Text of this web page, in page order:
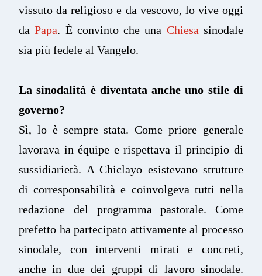
vissuto da religioso e da vescovo, lo vive oggi
daPapa. È convinto che una Chiesa sinodale
sia più fedele al Vangelo.
La sinodalità è diventata anche uno stile di
governo?
Sì, lo è sempre stata. Come priore generale
lavorava in équipe e rispettava il principio di
sussidiarietà. A Chiclayo esistevano strutture
di corresponsabilità e coinvolgeva tutti nella
redazione del programma pastorale. Come
prefetto ha partecipato attivamente al processo
sinodale, con interventi mirati e concreti,
anche in due dei gruppi di lavoro sinodale.